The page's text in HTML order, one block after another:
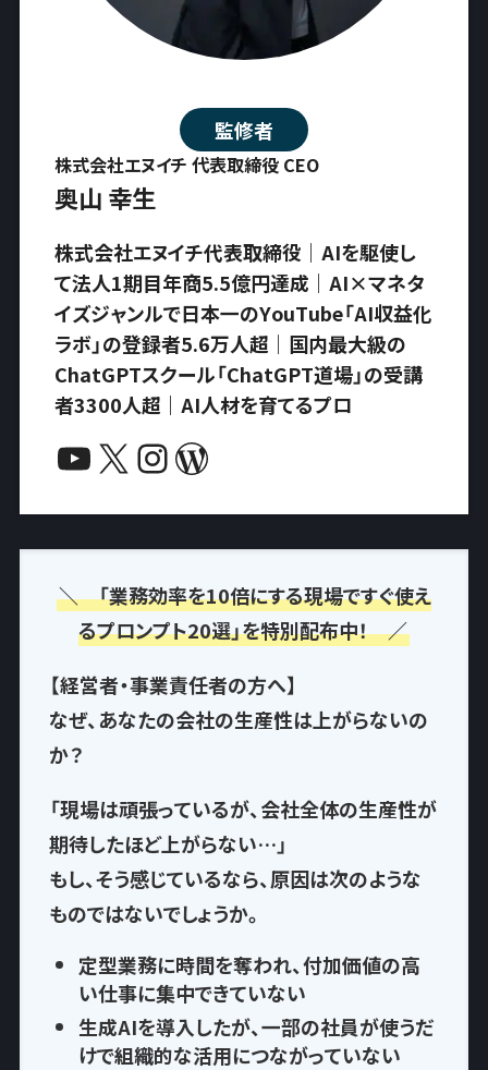
監修者
株式会社エヌイチ 代表取締役 CEO
奥山 幸生
株式会社エヌイチ代表取締役｜AIを駆使し
て法人1期目年商5.5億円達成｜AI×マネタ
イズジャンルで日本一のYouTube「AI収益化
ラボ」の登録者5.6万人超｜国内最大級の
ChatGPTスクール「ChatGPT道場」の受講
者3300人超｜AI人材を育てるプロ
YouTube X InstagramWordPress
＼ 「業務効率を10倍にする現場ですぐ使え
るプロンプト20選」を特別配布中！ ／
【経営者・事業責任者の方へ】
なぜ、あなたの会社の生産性は上がらないの
か？
「現場は頑張っているが、会社全体の生産性が
期待したほど上がらない…」
もし、そう感じているなら、原因は次のような
ものではないでしょうか。
定型業務に時間を奪われ、付加価値の高
い仕事に集中できていない
生成AIを導入したが、一部の社員が使うだ
けで組織的な活用につながっていない